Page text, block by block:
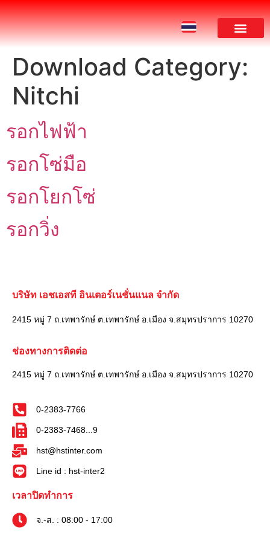
Download Category:
Nitchi
รอกไฟฟ้า
รอกโซ่มือ
รอกโยกโซ่
รอกวิ่ง
บริษัท เอชเอสที อินเตอร์เนชั่นแนล จำกัด
2415 หมู่ 7 ถ.เทพารักษ์ ต.เทพารักษ์ อ.เมือง จ.สมุทรปราการ 10270
ช่องทางการติดต่อ
2415 หมู่ 7 ถ.เทพารักษ์ ต.เทพารักษ์ อ.เมือง จ.สมุทรปราการ 10270
0-2383-7766
0-2383-7468...9
hst@hstinter.com
Line id : hst-inter2
เวลาปิดทำการ
จ.-ส. : 08:00 - 17:00